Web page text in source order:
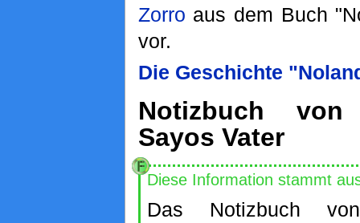
Zorro aus dem Buch
vor.
Die Geschichte
Notizbuch
Sayos Vater
Diese Information stammt
Das Notizbuch von